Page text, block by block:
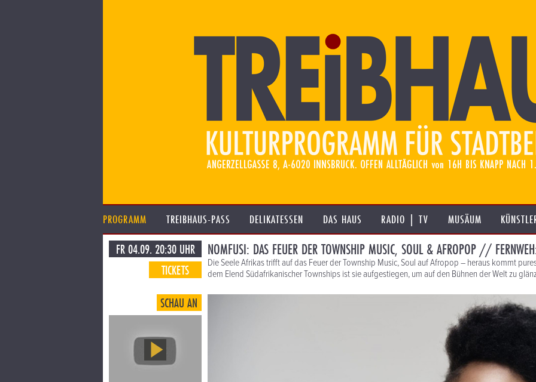
PROGRAMM TREIBHAUS-PASS DELIKATESSEN DAS HAUS RADIO | TV MUSÄUM
FR 04.09. 20:30 UHR
TICKETS
NOMFUSI: DAS FEUER DER TOWNSHIP MUSIC, SOUL & AFROPOP //
Die Seele Afrikas trifft auf das Feuer der Township Music, Soul auf Afropop – heraus kommt
dem Elend Südafrikanischer Townships ist sie aufgestiegen, um auf den Bühnen der Welt zu
SCHAU AN